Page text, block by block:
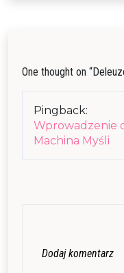
One thought on “
Pingback:
Wprowadzenie
Machina Myśli
Dodaj komentarz